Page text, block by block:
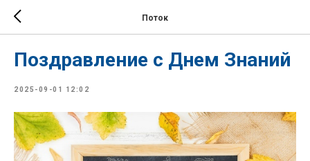
Поток
Поздравление с Днем Знаний
2025-09-01 12:02